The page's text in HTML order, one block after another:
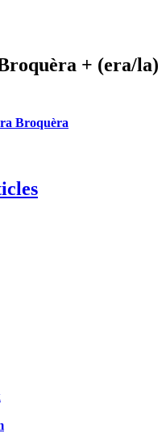
+ (era/la)
Broquèra